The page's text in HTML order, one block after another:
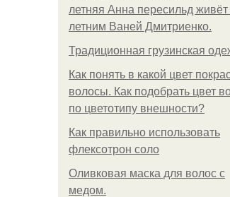
летняя Анна пересильд живёт
летним Ваней Дмитриенко.
Традиционная грузинская
Как понять в какой цвет
волосы. Как подобрать цвет
по цветотипу внешности?
Как правильно использовать
флексотрон соло
Оливковая маска для волос с
медом.